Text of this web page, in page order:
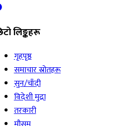
लिङ्कहरू
गृहपृष्ठ
समाचार स्रोतहरू
सुन/चाँदी
विदेशी मुद्रा
तरकारी